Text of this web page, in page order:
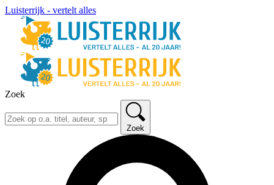
Luisterrijk - vertelt alles
Zoek
Zoek